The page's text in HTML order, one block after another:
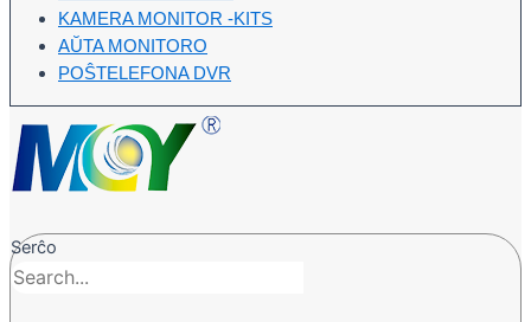
KAMERA MONITOR -KITS
AŬTA MONITORO
POŜTELEFONA DVR
Serĉo